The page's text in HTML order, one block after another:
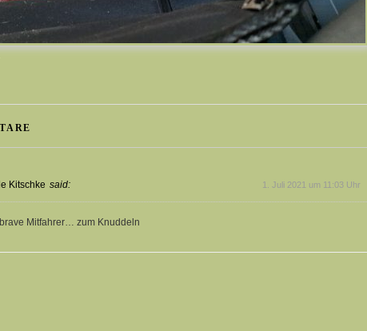
Kitschke said: 1. Juli 2021 um 11:03 Uhr
Mitfahrer… zum Knuddeln